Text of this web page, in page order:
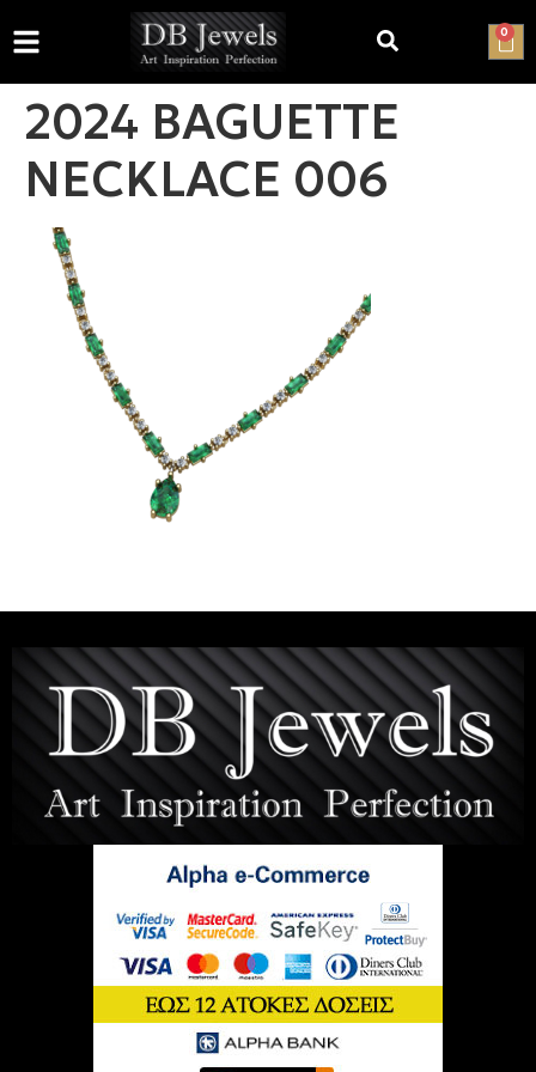
0
2024 BAGUETTE
NECKLACE 006